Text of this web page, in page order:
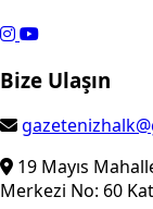
Bize Ulaşın
19 Mayıs
Merkezi No: 60